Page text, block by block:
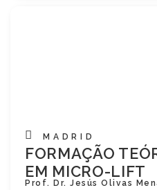
MADRID
FORMAÇÃO
EM MICRO-LIFT
Prof. Dr. Jesús Olivas